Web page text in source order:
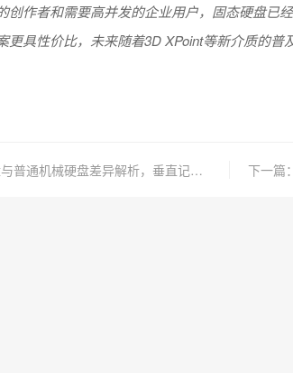
创作者和需要高并发的企业用户，固态硬盘已
更具性价比，未来随着3D XPoint等新介质的普
上一篇：监控级硬盘与普通机械硬盘差异解析，垂直记录技术为何更可靠